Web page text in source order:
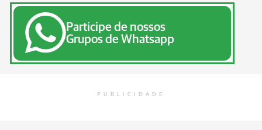
Participe de nossos
Grupos de Whatsapp
PUBLICIDADE